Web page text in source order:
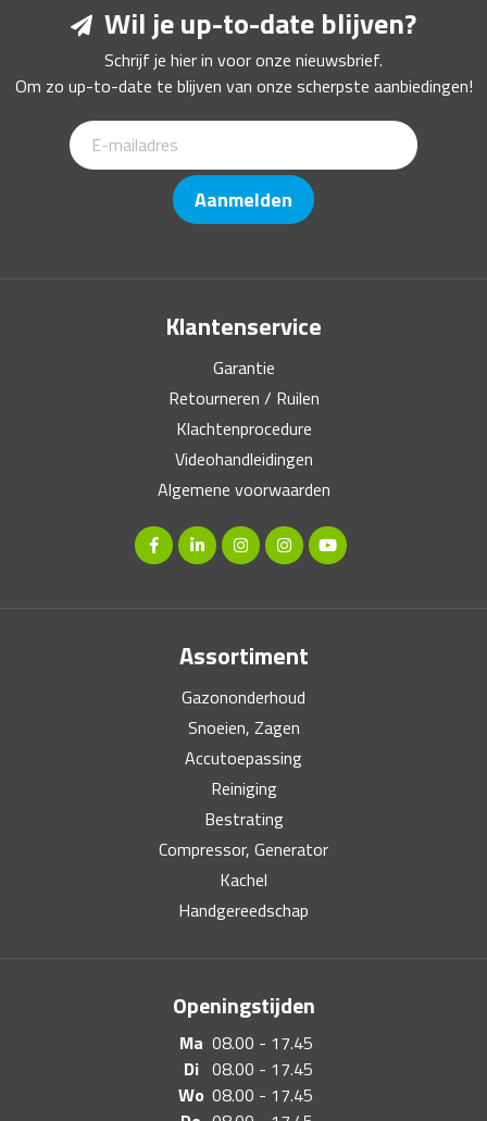
Wil je up-to-date blijven?
Schrijf je hier in voor onze nieuwsbrief.
Om zo up-to-date te blijven van onze scherpste aanbiedingen!
Aanmelden
Klantenservice
Garantie
Retourneren / Ruilen
Klachtenprocedure
Videohandleidingen
Algemene voorwaarden
Assortiment
Gazononderhoud
Snoeien, Zagen
Accutoepassing
Reiniging
Bestrating
Compressor, Generator
Kachel
Handgereedschap
Openingstijden
Ma 08.00 - 17.45
Di 08.00 - 17.45
Wo 08.00 - 17.45